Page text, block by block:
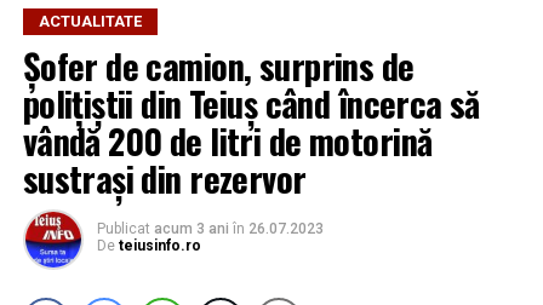
ACTUALITATE
Șofer de camion, surprins de
polițiștii din Teiuș când încerca să
vândă 200 de litri de motorină
sustrași din rezervor
Publicat acum 3 ani în 26.07.2023
De teiusinfo.ro